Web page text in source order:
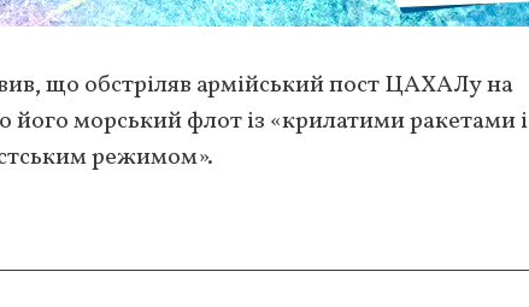
що обстріляв армійський пост ЦАХАЛу на
його морський флот із «крилатими ракетами і
режимом».